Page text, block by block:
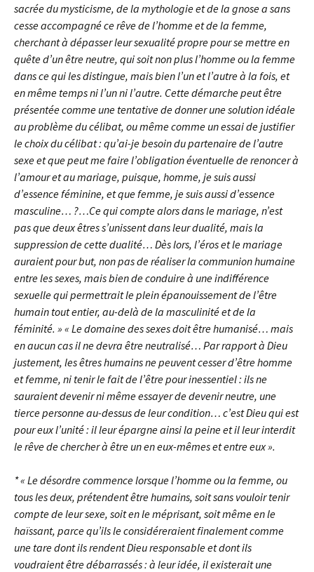
sacrée du mysticisme, de la mythologie et de la gnose a sans
cesse accompagné ce rêve de l’homme et de la femme,
cherchant à dépasser leur sexualité propre pour se mettre en
quête d’un être neutre, qui soit non plus l’homme ou la femme
dans ce qui les distingue, mais bien l’un et l’autre à la fois, et
en même temps ni l’un ni l’autre. Cette démarche peut être
présentée comme une tentative de donner une solution idéale
au problème du célibat, ou même comme un essai de justifier
le choix du célibat : qu’ai-je besoin du partenaire de l’autre
sexe et que peut me faire l’obligation éventuelle de renoncer à
l’amour et au mariage, puisque, homme, je suis aussi
d’essence féminine, et que femme, je suis aussi d’essence
masculine… ?…Ce qui compte alors dans le mariage, n’est
pas que deux êtres s’unissent dans leur dualité, mais la
suppression de cette dualité… Dès lors, l’éros et le mariage
auraient pour but, non pas de réaliser la communion humaine
entre les sexes, mais bien de conduire à une indifférence
sexuelle qui permettrait le plein épanouissement de l’être
humain tout entier, au-delà de la masculinité et de la
féminité. » « Le domaine des sexes doit être humanisé… mais
en aucun cas il ne devra être neutralisé… Par rapport à Dieu
justement, les êtres humains ne peuvent cesser d’être homme
et femme, ni tenir le fait de l’être pour inessentiel : ils ne
sauraient devenir ni même essayer de devenir neutre, une
tierce personne au-dessus de leur condition… c’est Dieu qui est
pour eux l’unité : il leur épargne ainsi la peine et il leur interdit
le rêve de chercher à être un en eux-mêmes et entre eux ».
* « Le désordre commence lorsque l’homme ou la femme, ou
tous les deux, prétendent être humains, soit sans vouloir tenir
compte de leur sexe, soit en le méprisant, soit même en le
haïssant, parce qu’ils le considéreraient finalement comme
une tare dont ils rendent Dieu responsable et dont ils
voudraient être débarrassés : à leur idée, il existerait une